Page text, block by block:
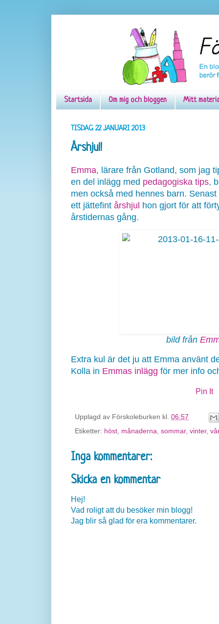
Startsida Om mig och bloggen Mitt
TISDAG 22 JANUARI 2013
Årshjul!
Emma, lärare från Gotland, som jag
en del inlägg med pedagogiska tips,
men också med hennes barn.
ett jättefint årshjul hon gjort för att
årstidernas gång.
bild från
Extra kul är det ju att Emma använt
Kolla in Emmas inlägg för mer info
Pin It
Upplagd av Förskoleburken kl. 06:57
Etiketter: höst månaderna sommar, vinter,
Inga kommentarer:
Skicka en kommentar
Hej!
Vad roligt att du besöker min blogg!
Jag blir så glad för era kommentarer.